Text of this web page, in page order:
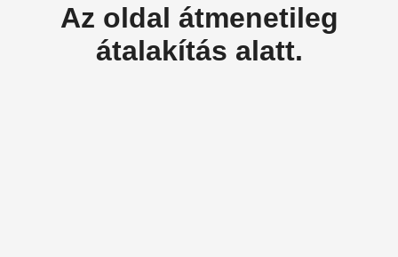
Az oldal átmenetileg
átalakítás alatt.